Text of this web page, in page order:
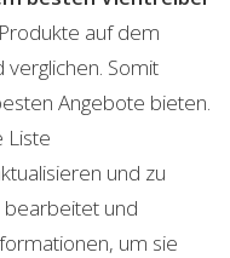
auf dem
Somit
Angebote bieten.
Liste
und zu
und
um sie